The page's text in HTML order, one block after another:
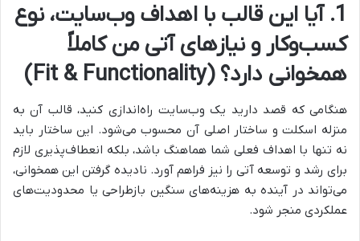
1. آیا این قالب با اهداف وب‌سایت، نوع
کسب‌وکار و نیازهای آتی من کاملاً
همخوانی دارد؟ (Fit & Functionality)
هنگامی که قصد دارید یک وب‌سایت راه‌اندازی کنید، قالب آن به
منزله اسکلت و ساختار اصلی آن محسوب می‌شود. این ساختار باید
نه تنها با اهداف فعلی شما هماهنگ باشد، بلکه انعطاف‌پذیری لازم
برای رشد و توسعه آتی را نیز فراهم آورد. نادیده گرفتن این همخوانی،
می‌تواند در آینده به هزینه‌های سنگین بازطراحی یا محدودیت‌های
عملکردی منجر شود.